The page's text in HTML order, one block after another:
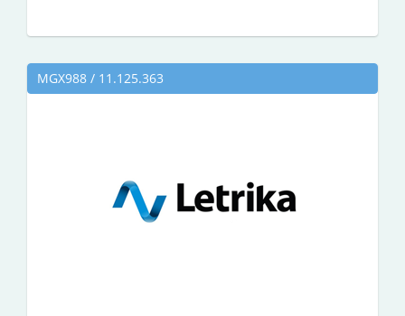
MGX988 / 11.125.363